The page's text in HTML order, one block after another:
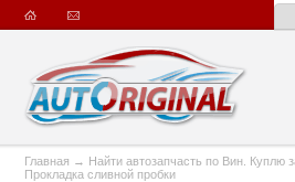
Главная → Найти автозапчасть по Вин. Куплю
Прокладка сливной пробки